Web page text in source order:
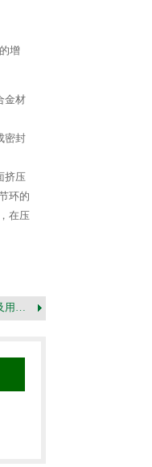
增
金材
密封
挤压
环的
在压
用…